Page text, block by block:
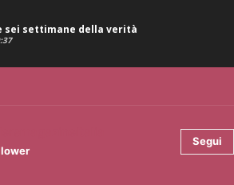
sei settimane della verità
Segui